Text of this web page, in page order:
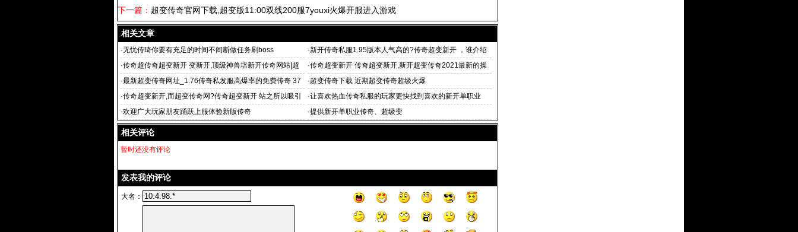
下一篇： 超变传奇官网下载,超变版11:00双线200服7youxi火爆开服进入游戏
相关文章
·无忧传琦你要有充足的时间不间断做任务刷boss ·新开传奇私服1.95版本人气高的?传奇超变新开 ，谁介绍
一下
·传奇超传奇超变新开 变新开,顶级神兽培新开传奇网站|超
变传奇sf|超变态
·传奇超变新开 传奇超变新开,新开超变传奇2021最新的操
作战
·最新超变传奇网址_1.76传奇私发服高爆率的免费传奇 37
61传奇sf超变
·超变传奇下载 近期超变传奇超级火爆
·传奇超变新开,而超变传奇网?传奇超变新开 站之所以吸引
我
·让喜欢热血传奇私服的玩家更快找到喜欢的新开单职业
·欢迎广大玩家朋友踊跃上服体验新版传奇 ·提供新开单职业传奇、超级变
相关评论
暂时还没有评论
发表我的评论
大名：